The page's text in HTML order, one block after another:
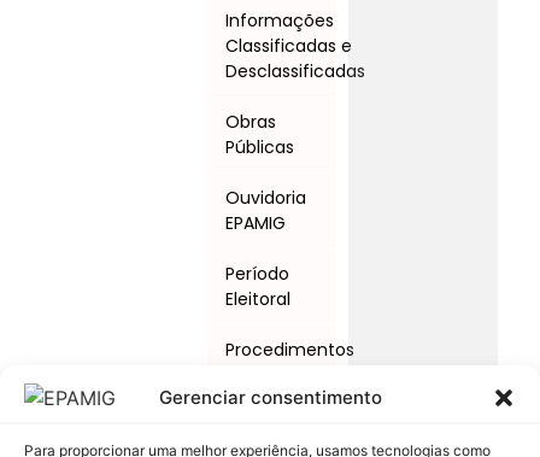
Gerenciar consentimento
Para proporcionar uma melhor experiência, usamos tecnologias como
Informações
Classificadas e
Desclassificadas
Obras
Públicas
Ouvidoria
EPAMIG
Período
Eleitoral
Procedimentos
e Ações